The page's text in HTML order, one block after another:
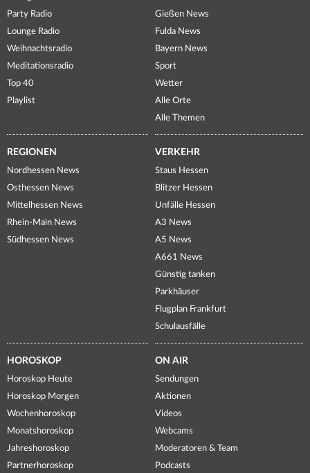
Party Radio
Lounge Radio
Weihnachtsradio
Meditationsradio
Top 40
Playlist
Gießen News
Fulda News
Bayern News
Sport
Wetter
Alle Orte
Alle Themen
REGIONEN
Nordhessen News
Osthessen News
Mittelhessen News
Rhein-Main News
Südhessen News
VERKEHR
Staus Hessen
Blitzer Hessen
Unfälle Hessen
A3 News
A5 News
A661 News
Günstig tanken
Parkhäuser
Flugplan Frankfurt
Schulausfälle
HOROSKOP
Horoskop Heute
Horoskop Morgen
Wochenhoroskop
Monatshoroskop
Jahreshoroskop
Partnerhoroskop
ON AIR
Sendungen
Aktionen
Videos
Webcams
Moderatoren & Team
Podcasts